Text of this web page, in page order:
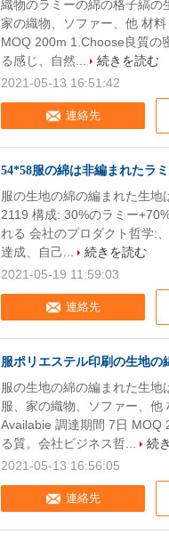
連絡先
織物のラミーの綿の格子縞の
家の織物、ソファー、他 材
MOQ 200m 1.Choose良質の
る感じ、自然...
続きを読む
2021-05-13 16:51:42
54*58服の綿は非編まれたラ
連絡先
服の生地の綿の編まれた生地
2119 構成: 30%のラミー
れる 会社のプロダクト哲学:
達成、自己...
続きを読む
2021-05-19 11:59:03
服ポリエステル印刷の生地
連絡先
服の生地の綿の編まれた生
服、家の織物、ソファー、他
Availabie 調達期間 7日 MOQ
る質。会社ビジネス哲...
続
2021-05-13 16:56:05